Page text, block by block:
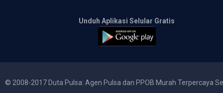
Unduh Aplikasi Selular Gratis
© 2008-2017 Duta Pulsa: Agen Pulsa dan PPOB Murah Terpercaya